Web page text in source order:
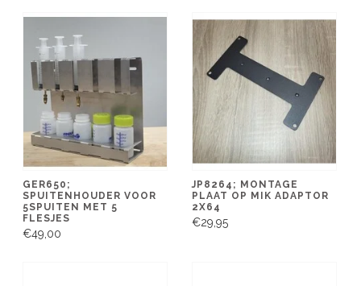
GER650;
SPUITENHOUDER VOOR
5SPUITEN MET 5
FLESJES
€49,00
JP8264; MONTAGE
PLAAT OP MIK ADAPTOR
2X64
€29,95